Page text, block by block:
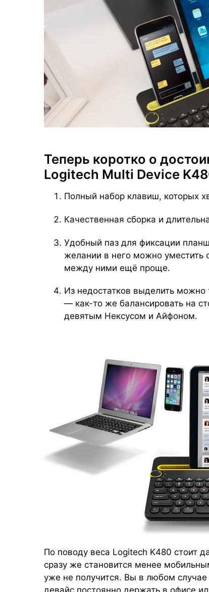
Теперь коротко о
Logitech Multi Device
Полный набор клавиш, которых
Качественная сборка и
Удобный паз для фиксации
желании в него можно уместить
между ними ещё проще.
Из недостатков выделить
— как-то же балансировать на
девятым Нексусом и Айфоном.
По поводу веса Logitech K480 стоит
сразу же становится менее
уже не получится. Вы в любом
девайс постоянно держать в офисе